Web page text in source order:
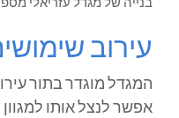
עירוב
המגדל מוגדר בתור
אפשר לנצל אותו